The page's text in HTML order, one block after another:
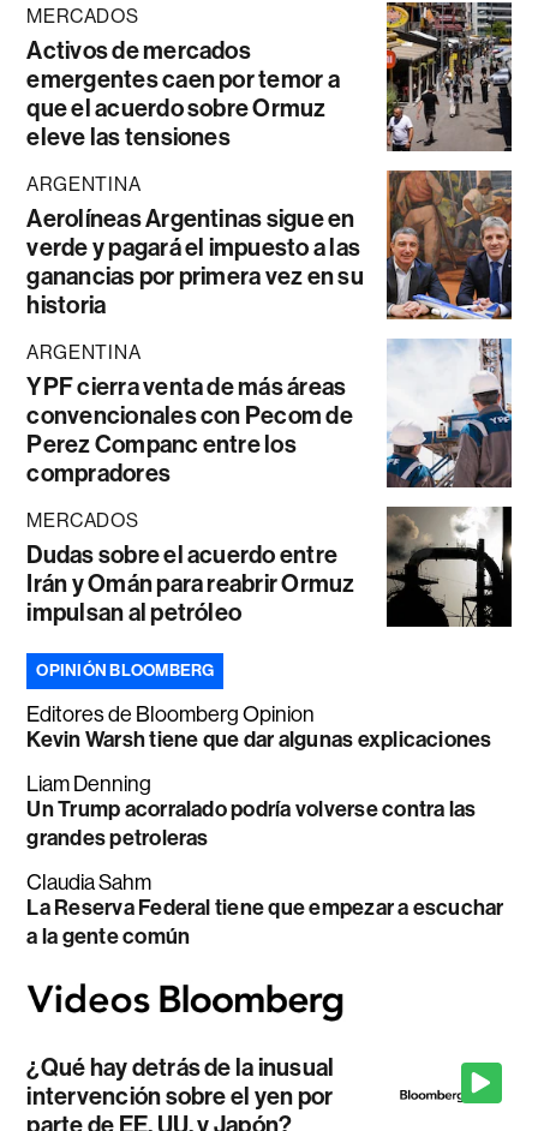
MERCADOS
Activos de mercados
emergentes caen por temor a
que el acuerdo sobre Ormuz
eleve las tensiones
ARGENTINA
Aerolíneas Argentinas sigue en
verde y pagará el impuesto a las
ganancias por primera vez en su
historia
ARGENTINA
YPF cierra venta de más áreas
convencionales con Pecom de
Perez Companc entre los
compradores
MERCADOS
Dudas sobre el acuerdo entre
Irán y Omán para reabrir Ormuz
impulsan al petróleo
OPINIÓN BLOOMBERG
Editores de Bloomberg Opinion
Kevin Warsh tiene que dar algunas explicaciones
Liam Denning
Un Trump acorralado podría volverse contra las
grandes petroleras
Claudia Sahm
La Reserva Federal tiene que empezar a escuchar
a la gente común
¿Qué hay detrás de la inusual
intervención sobre el yen por
parte de EE. UU. y Japón?